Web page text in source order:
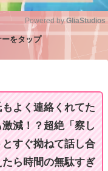
Powered by GliaStudios
をタップ
よく連絡くれてた
減！？超絶「察し
すぐ拗ねて話し合
ら時間の無駄すぎ